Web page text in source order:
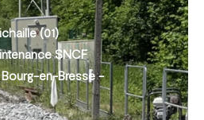
(01)
SNCF
en-Bresse -